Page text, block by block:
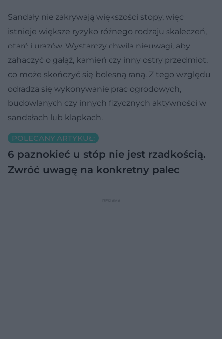
Sandały nie zakrywają większości stopy, więc
istnieje większe ryzyko różnego rodzaju skaleczeń,
otarć i urazów. Wystarczy chwila nieuwagi, aby
zahaczyć o gałąź, kamień czy inny ostry przedmiot,
co może skończyć się bolesną raną. Z tego względu
odradza się wykonywanie prac ogrodowych,
budowlanych czy innych fizycznych aktywności w
sandałach lub klapkach.
POLECANY ARTYKUŁ:
6 paznokieć u stóp nie jest rzadkością.
Zwróć uwagę na konkretny palec